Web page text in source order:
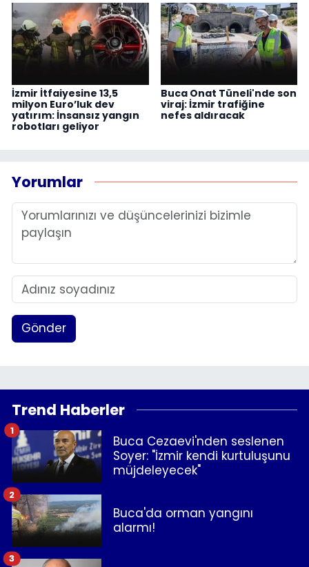
İzmir İtfaiyesine 13,5
milyon Euro’luk dev
yatırım: İnsansız yangın
robotları geliyor
Buca Onat Tüneli'nde son
viraj: İzmir trafiğine
nefes aldıracak
Yorumlar
Gönder
Trend Haberler
Buca Cezaevi'nden seslenen
Soyer: "İzmir kendi kurtuluşunu
müjdeleyecek"
1
Buca'da orman yangını
alarmı!
2
3